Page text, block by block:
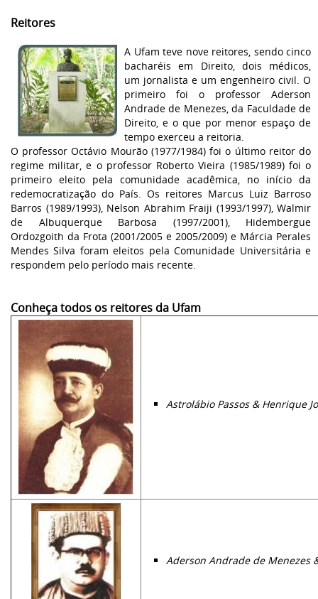
Reitores
A Ufam teve nove reitores, sendo cinco
bacharéis em Direito, dois médicos,
um jornalista e um engenheiro civil. O
primeiro foi o professor Aderson
Andrade de Menezes, da Faculdade de
Direito, e o que por menor espaço de
tempo exerceu a reitoria.
O professor Octávio Mourão (1977/1984) foi o último reitor do
regime militar, e o professor Roberto Vieira (1985/1989) foi o
primeiro eleito pela comunidade acadêmica, no início da
redemocratização do País. Os reitores Marcus Luiz Barroso
Barros (1989/1993), Nelson Abrahim Fraiji (1993/1997), Walmir
de Albuquerque Barbosa (1997/2001), Hidembergue
Ordozgoith da Frota (2001/2005 e 2005/2009) e Márcia Perales
Mendes Silva foram eleitos pela Comunidade Universitária e
respondem pelo período mais recente.
Conheça todos os reitores da Ufam
Astrolábio Passos & Henrique
Aderson Andrade de Menezes